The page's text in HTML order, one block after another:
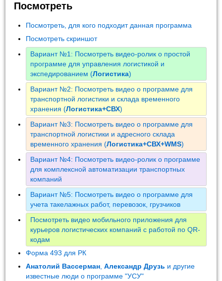
Посмотреть
Посмотреть, для кого подходит данная программа
Посмотреть скриншот
Вариант №1: Посмотреть видео-ролик о простой
программе для управления логистикой и
экспедированием (Логистика)
Вариант №2: Посмотреть видео о программе для
транспортной логистики и склада временного
хранения (Логистика+СВХ)
Вариант №3: Посмотреть видео о программе для
транспортной логистики и адресного склада
временного хранения (Логистика+СВХ+WMS)
Вариант №4: Посмотреть видео-ролик о программе
для комплексной автоматизации транспортных
компаний
Вариант №5: Посмотреть видео о программе для
учета такелажных работ, перевозок, грузчиков
Посмотреть видео мобильного приложения для
курьеров логистических компаний с работой по QR-
кодам
Форма 493 для РК
Анатолий Вассерман ,Александр Друзь и другие
известные люди о программе "УСУ"